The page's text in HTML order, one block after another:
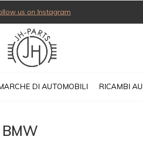
DI AUTOMOBILI RICAMBI
us on Instagram